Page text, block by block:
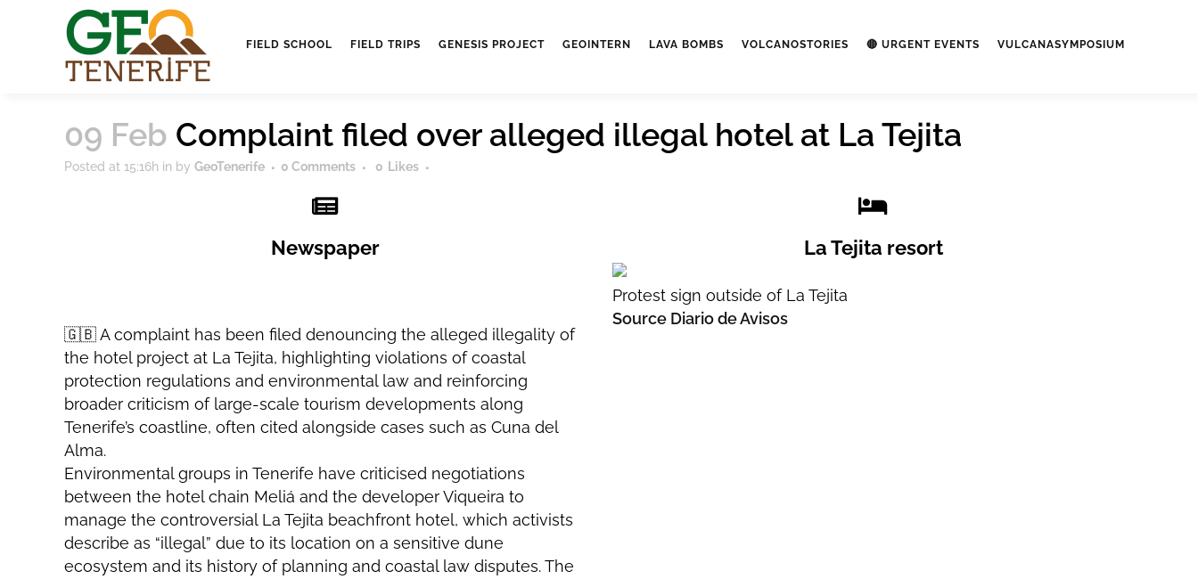
FIELD SCHOOL FIELD TRIPS GENESIS PROJECT GEOINTERN LAVA BOMBS VOLCANOSTORIES 🔴 URGENT EVENTS VULCANASYMPOSIUM
09 Feb Complaint filed over alleged illegal hotel at La Tejita
Posted at 15:16h in by GeoTenerife 0 Comments 0 Likes
Newspaper La Tejita resort
🇬🇧 A complaint has been filed denouncing the alleged illegality of
the hotel project at La Tejita, highlighting violations of coastal
protection regulations and environmental law and reinforcing
broader criticism of large-scale tourism developments along
Tenerife’s coastline, often cited alongside cases such as Cuna del
Alma.
Environmental groups in Tenerife have criticised negotiations
between the hotel chain Meliá and the developer Viqueira to
manage the controversial La Tejita beachfront hotel, which activists
describe as “illegal” due to its location on a sensitive dune
ecosystem and its history of planning and coastal law disputes. The
Protest sign outside of La Tejita
Source Diario de Avisos